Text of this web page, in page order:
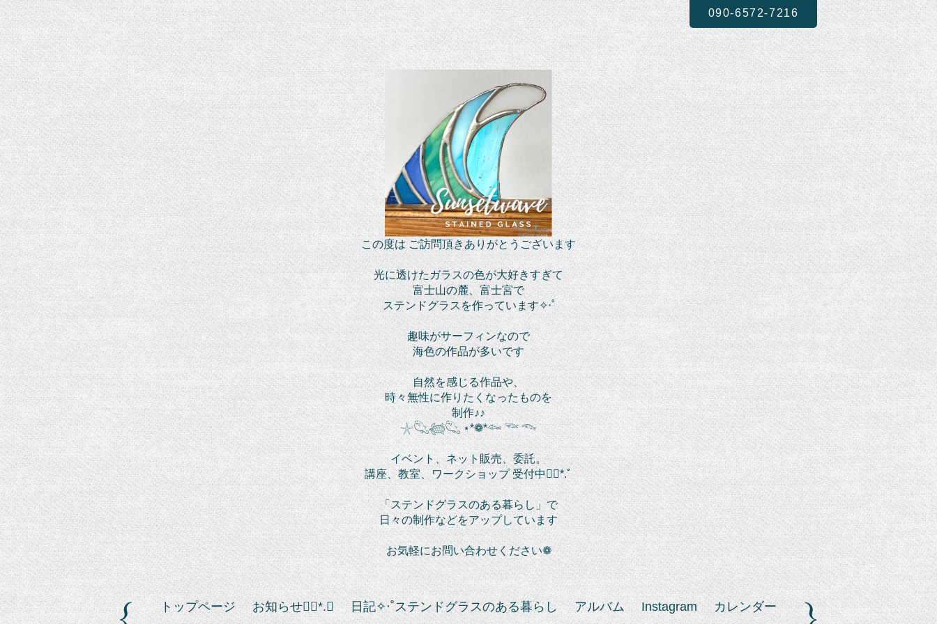
この度は ご訪問頂きありがとうございます
光に透けたガラスの色が大好きすぎて
富士山の麓、富士宮で
ステンドグラスを作っています✧‧˚
趣味がサーフィンなので
海色の作品が多いです
自然を感じる作品や、
時々無性に作りたくなったものを
制作♪♪
𓇼𓆡𓆉𓆡 ⋆*❁*𓆜 𓆝 𓆞
イベント、ネット販売、委託。
講座、教室、ワークショップ 受付中❁⃘*.ﾟ
「ステンドグラスのある暮らし」で
日々の制作などをアップしています
お気軽にお問い合わせください❁
090-6572-7216
トップページ お知らせ❁⃘*.ﾟ 日記✧‧˚ステンドグラスのある暮らし アルバム Instagram カレンダー